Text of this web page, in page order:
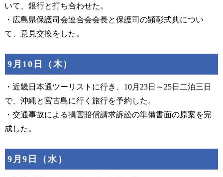
いて、銀行と打ち合わせた。
・広島県保護司会連合会会長と保護司の顕彰式典につい
て、意見交換をした。
9月10日（木）
・近畿日本通ツーリストに行き、10月23日～25日二泊三日
で、沖縄と宮古島に行く旅行を予約した。
・交通事故による損害賠償請求訴訟の準備書面の原案を完
成した。
9月9日（水）